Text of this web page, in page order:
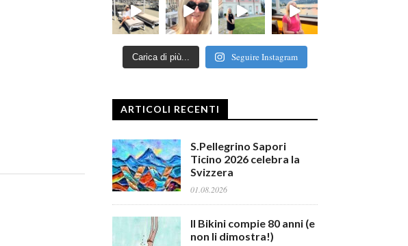
Carica di più... Seguire Instagram
ARTICOLI RECENTI
S.Pellegrino Sapori
Ticino 2026 celebra la
Svizzera
01.08.2026
Il Bikini compie 80 anni (e
non li dimostra!)